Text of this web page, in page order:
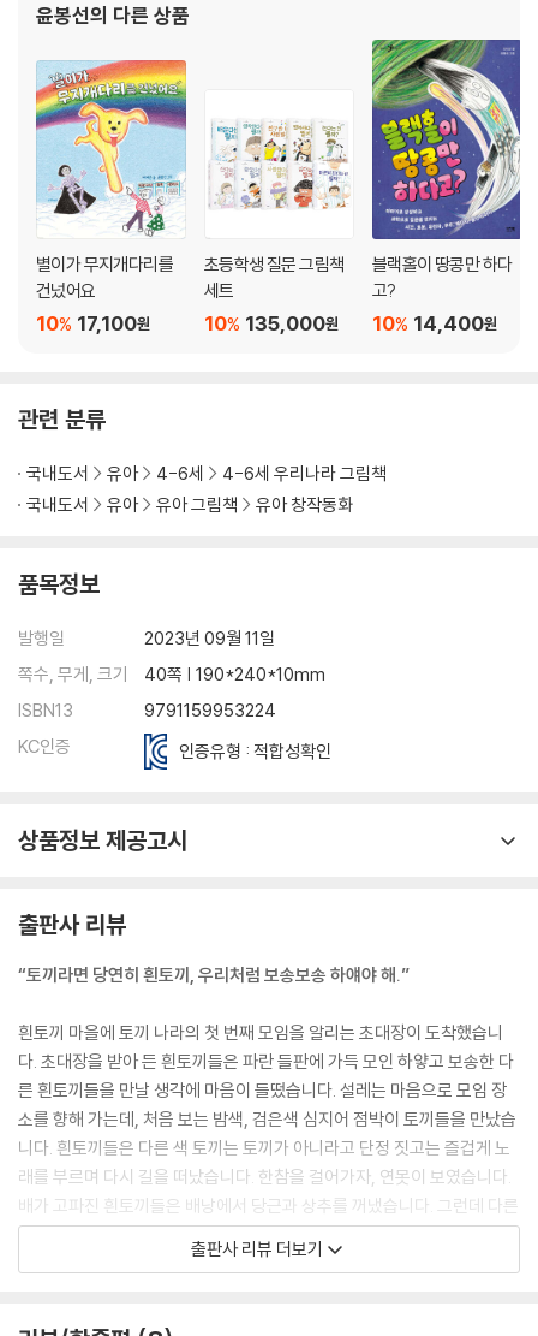
윤봉선의 다른 상품
별이가 무지개다리를
건넜어요
17,100원
10%
초등학생 질문 그림책
세트
135,000원
10%
블랙홀이 땅콩만 하다
고?
14,400원
10%
관련 분류
국내도서 유아 4-6세
4-6세 우리나라 그림책
국내도서
유아 유아 그림책 유아 창작동화
품목정보
발행일
2023년 09월 11일
쪽수, 무게, 크기
40쪽 | 190*240*10mm
ISBN13
9791159953224
KC인증
인증유형 : 적합성확인
상품정보 제공고시
출판사 리뷰
“토끼라면 당연히 흰토끼, 우리처럼 보송보송 하얘야 해.”
흰토끼 마을에 토끼 나라의 첫 번째 모임을 알리는 초대장이 도착했습니
다. 초대장을 받아 든 흰토끼들은 파란 들판에 가득 모인 하얗고 보송한 다
른 흰토끼들을 만날 생각에 마음이 들떴습니다. 설레는 마음으로 모임 장
소를 향해 가는데, 처음 보는 밤색, 검은색 심지어 점박이 토끼들을 만났습
니다. 흰토끼들은 다른 색 토끼는 토끼가 아니라고 단정 짓고는 즐겁게 노
래를 부르며 다시 길을 떠났습니다. 한참을 걸어가자, 연못이 보였습니다.
배가 고파진 흰토끼들은 배낭에서 당근과 상추를 꺼냈습니다. 그런데 다른
색 토끼들도 자리를 잡고 앉더니 당근과 상추를 먹는 게 아니겠어요? 심지
어는 똥 모양도 같았습니다. 다른 흰토끼들을 만나 들판에서 마음껏 뛰어
출판사 리뷰 더보기